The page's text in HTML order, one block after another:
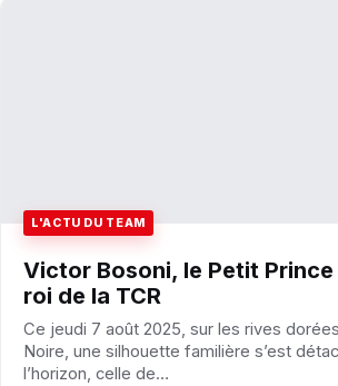
L'ACTU DU TEAM
Victor Bosoni, le Petit
roi de la TCR
Ce jeudi 7 août 2025, sur les rives
Noire, une silhouette familière s’est
l’horizon, celle de…